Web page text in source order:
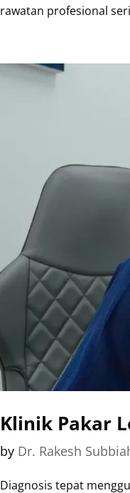
rawatan profesional
Klinik Pakar
by Dr. Rakesh
Diagnosis tepat